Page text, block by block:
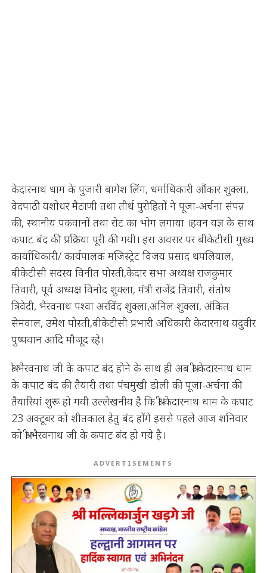
केदारनाथ धाम के पुजारी बागेश लिंग, धर्माधिकारी औंकार शुक्ला,
वेदपाठी यशोधर मैठाणी तथा तीर्थ पुरोहितों ने पूजा-अर्चना संपन्न
की, स्थानीय पकवानों तथा रोट का भोग लगाया ।हवन यज्ञ के साथ
कपाट बंद की प्रक्रिया पूरी की गयी। इस अवसर पर बीकेटीसी मुख्य
कार्याधिकारी/ कार्यपालक मजिस्ट्रेट विजय प्रसाद थपलियाल,
बीकेटीसी सदस्य विनीत पोस्ती,केदार सभा अध्यक्ष राजकुमार
तिवारी, पूर्व अध्यक्ष विनोद शुक्ला, मंत्री राजेंद्र तिवारी, संतोष
त्रिवेदी, भैरवनाथ पश्वा अरविंद शुक्ला,अनिल शुक्ला, अंकित
सेमवाल, उमेश पोस्ती,बीकेटीसी प्रभारी अधिकारी केदारनाथ यदुवीर
पुष्पवान आदि मौजूद रहे।
श्री भैरवनाथ जी के कपाट बंद होने के साथ ही अब श्री केदारनाथ धाम
के कपाट बंद की तैयारी तथा पंचमुखी डोली की पूजा-अर्चना की
तैयारियां शुरू हो गयी उल्लेखनीय है कि श्री केदारनाथ धाम के कपाट
23 अक्टूबर को शीतकाल हेतु बंद होंगे इससे पहले आज शनिवार
को श्री भैरवनाथ जी के कपाट बंद हो गये है।
ADVERTISEMENTS